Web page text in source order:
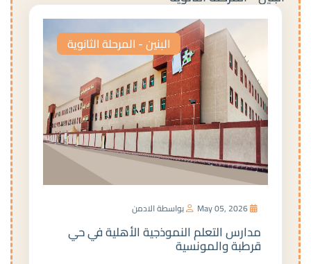
البنين - المرحلة الثانوية
بواسطة الادمن
مدارس التعلم النموذجية الأهلية في حي
قرطبة والمونسية